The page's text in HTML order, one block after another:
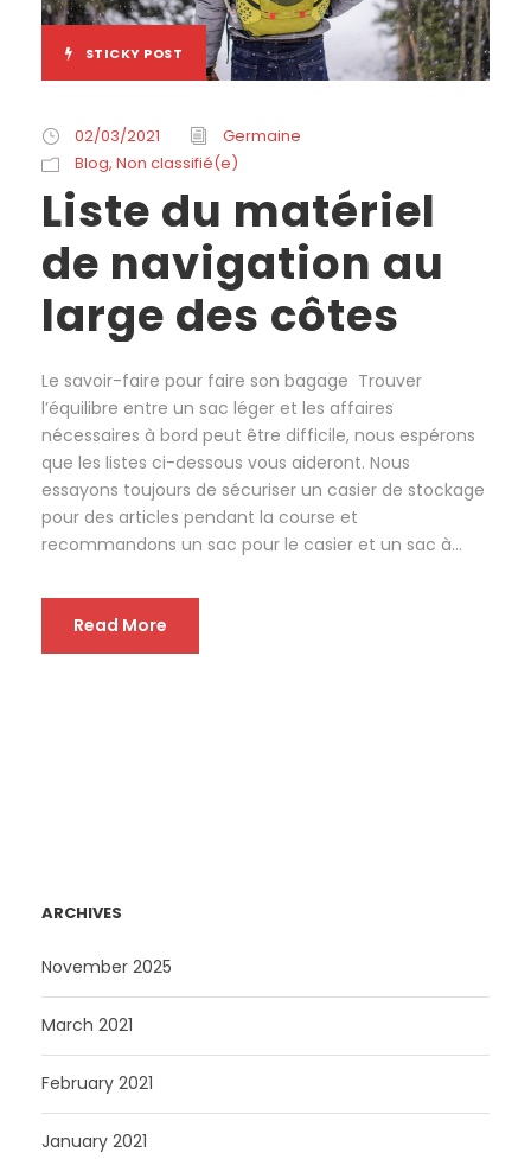
STICKY POST
02/03/2021
Germaine
Blog, Non classifié(e)
Liste du matériel
de navigation au
large des côtes
Le savoir-faire pour faire son bagage Trouver
l’équilibre entre un sac léger et les affaires
nécessaires à bord peut être difficile, nous espérons
que les listes ci-dessous vous aideront. Nous
essayons toujours de sécuriser un casier de stockage
pour des articles pendant la course et
recommandons un sac pour le casier et un sac à...
Read More
ARCHIVES
November 2025
March 2021
February 2021
January 2021